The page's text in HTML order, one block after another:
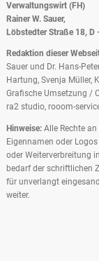
Verwaltungswirt (FH)
Rainer W. Sauer,
Löbstedter Straße 18, D
Redaktion dieser
Sauer und Dr. Hans-
Hartung, Svenja Müller,
Grafische Umsetzung /
ra2 studio, rooom-
Hinweise: Alle Rechte
Eigennamen oder
oder Weiterverbreitung
bedarf der schriftlichen
für unverlangt
weiter.